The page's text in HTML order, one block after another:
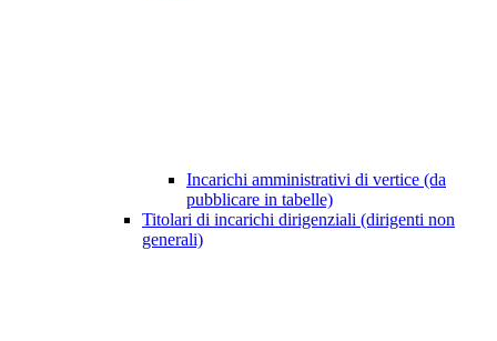
Incarichi amministrativi di vertice (da
pubblicare in tabelle)
Titolari di incarichi dirigenziali (dirigenti non
generali)